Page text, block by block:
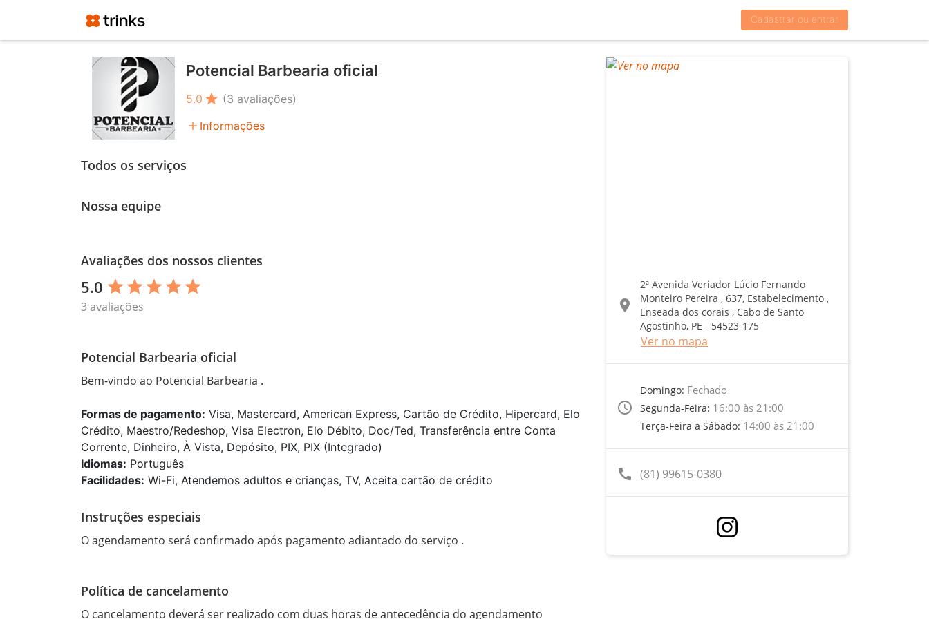
Cadastrar ou entrar
Potencial Barbearia oficial
5.0 star (3 avaliações)
add Informações
Todos os serviços
Nossa equipe
Avaliações dos nossos clientes
5.0 star star star star star
3 avaliações
Potencial Barbearia oficial
Bem-vindo ao Potencial Barbearia .
Formas de pagamento: Visa, Mastercard, American Express, Cartão de Crédito, Hipercard, Elo
Crédito, Maestro/Redeshop, Visa Electron, Elo Débito, Doc/Ted, Transferência entre Conta
Corrente, Dinheiro, À Vista, Depósito, PIX, PIX (Integrado)
Idiomas: Português
Facilidades: Wi-Fi, Atendemos adultos e crianças, TV, Aceita cartão de crédito
Instruções especiais
O agendamento será confirmado após pagamento adiantado do serviço .
Política de cancelamento
O cancelamento deverá ser realizado com duas horas de antecedência do agendamento
location_on
2ª Avenida Veriador Lúcio Fernando
Monteiro Pereira , 637, Estabelecimento ,
Enseada dos corais , Cabo de Santo
Agostinho, PE - 54523-175
Ver no mapa
access_time
Domingo: Fechado
Segunda-Feira: 16:00 às 21:00
Terça-Feira a Sábado: 14:00 às 21:00
call (81) 99615-0380